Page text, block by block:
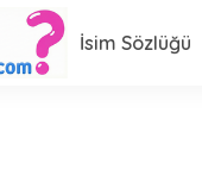
İsim Sözlüğü